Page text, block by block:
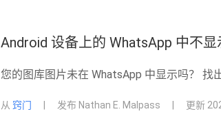
Android 设备上的 WhatsApp 中不
您的图库图片未在 WhatsApp 中显示吗？ 找
从 窍门 发布 Nathan E. Malpass 更新